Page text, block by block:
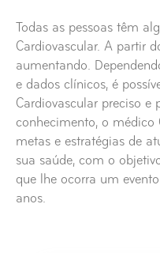
Todas as pessoas têm
Cardiovascular. A partir
aumentando.
e dados clínicos, é
Cardiovascular preciso e
conhecimento, o médico
metas e estratégias de
sua saúde, com o
que lhe ocorra um
anos.